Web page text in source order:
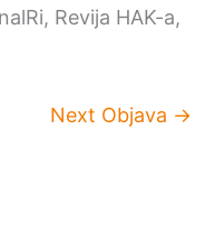
Revija HAK-a,
Next Objava →